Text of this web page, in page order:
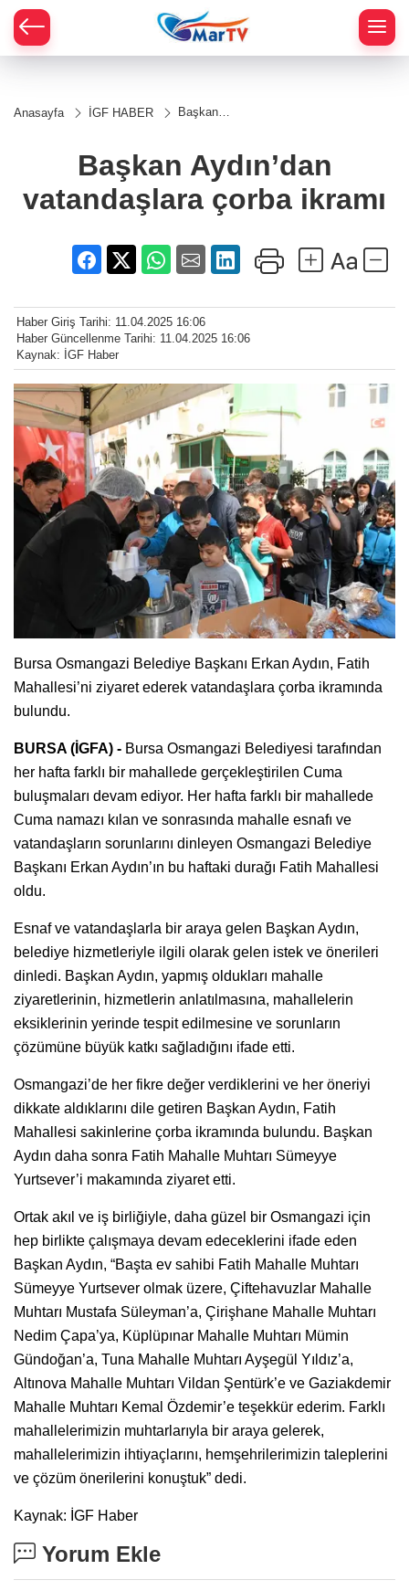
Anasayfa İGF HABER
Başkan
çorba ikramı
Başkan Aydın’dan
vatandaşlara çorba ikramı
Haber Giriş Tarihi: 11.04.2025 16:06
Haber Güncellenme Tarihi: 11.04.2025 16:06
Kaynak: İGF Haber
Bursa Osmangazi Belediye Başkanı Erkan Aydın, Fatih
Mahallesi’ni ziyaret ederek vatandaşlara çorba ikramında
bulundu.
BURSA (İGFA) - Bursa Osmangazi Belediyesi tarafından
her hafta farklı bir mahallede gerçekleştirilen Cuma
buluşmaları devam ediyor. Her hafta farklı bir mahallede
Cuma namazı kılan ve sonrasında mahalle esnafı ve
vatandaşların sorunlarını dinleyen Osmangazi Belediye
Başkanı Erkan Aydın’ın bu haftaki durağı Fatih Mahallesi
oldu.
Esnaf ve vatandaşlarla bir araya gelen Başkan Aydın,
belediye hizmetleriyle ilgili olarak gelen istek ve önerileri
dinledi. Başkan Aydın, yapmış oldukları mahalle
ziyaretlerinin, hizmetlerin anlatılmasına, mahallelerin
eksiklerinin yerinde tespit edilmesine ve sorunların
çözümüne büyük katkı sağladığını ifade etti.
Osmangazi’de her fikre değer verdiklerini ve her öneriyi
dikkate aldıklarını dile getiren Başkan Aydın, Fatih
Mahallesi sakinlerine çorba ikramında bulundu. Başkan
Aydın daha sonra Fatih Mahalle Muhtarı Sümeyye
Yurtsever’i makamında ziyaret etti.
Ortak akıl ve iş birliğiyle, daha güzel bir Osmangazi için
hep birlikte çalışmaya devam edeceklerini ifade eden
Başkan Aydın, “Başta ev sahibi Fatih Mahalle Muhtarı
Sümeyye Yurtsever olmak üzere, Çiftehavuzlar Mahalle
Muhtarı Mustafa Süleyman’a, Çirişhane Mahalle Muhtarı
Nedim Çapa’ya, Küplüpınar Mahalle Muhtarı Mümin
Gündoğan’a, Tuna Mahalle Muhtarı Ayşegül Yıldız’a,
Altınova Mahalle Muhtarı Vildan Şentürk’e ve Gaziakdemir
Mahalle Muhtarı Kemal Özdemir’e teşekkür ederim. Farklı
mahallelerimizin muhtarlarıyla bir araya gelerek,
mahallelerimizin ihtiyaçlarını, hemşehrilerimizin taleplerini
ve çözüm önerilerini konuştuk” dedi.
Kaynak: İGF Haber
Yorum Ekle